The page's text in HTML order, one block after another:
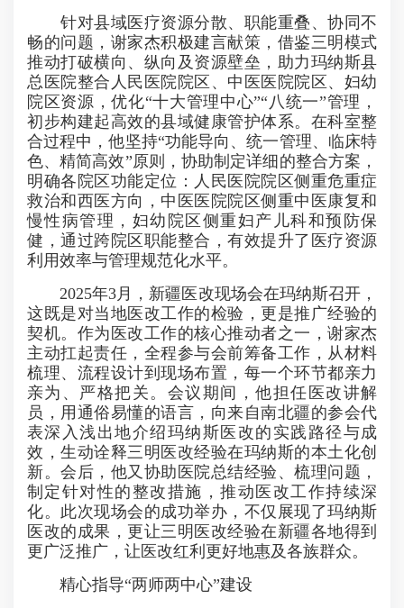
针对县域医疗资源分散、职能重叠、协同不
畅的问题，谢家杰积极建言献策，借鉴三明模式
推动打破横向、纵向及资源壁垒，助力玛纳斯县
总医院整合人民医院院区、中医医院院区、妇幼
院区资源，优化“十大管理中心”“八统一”管理，
初步构建起高效的县域健康管护体系。在科室整
合过程中，他坚持“功能导向、统一管理、临床特
色、精简高效”原则，协助制定详细的整合方案，
明确各院区功能定位：人民医院院区侧重危重症
救治和西医方向，中医医院院区侧重中医康复和
慢性病管理，妇幼院区侧重妇产儿科和预防保
健，通过跨院区职能整合，有效提升了医疗资源
利用效率与管理规范化水平。
2025年3月，新疆医改现场会在玛纳斯召开，
这既是对当地医改工作的检验，更是推广经验的
契机。作为医改工作的核心推动者之一，谢家杰
主动扛起责任，全程参与会前筹备工作，从材料
梳理、流程设计到现场布置，每一个环节都亲力
亲为、严格把关。会议期间，他担任医改讲解
员，用通俗易懂的语言，向来自南北疆的参会代
表深入浅出地介绍玛纳斯医改的实践路径与成
效，生动诠释三明医改经验在玛纳斯的本土化创
新。会后，他又协助医院总结经验、梳理问题，
制定针对性的整改措施，推动医改工作持续深
化。此次现场会的成功举办，不仅展现了玛纳斯
医改的成果，更让三明医改经验在新疆各地得到
更广泛推广，让医改红利更好地惠及各族群众。
精心指导“两师两中心”建设